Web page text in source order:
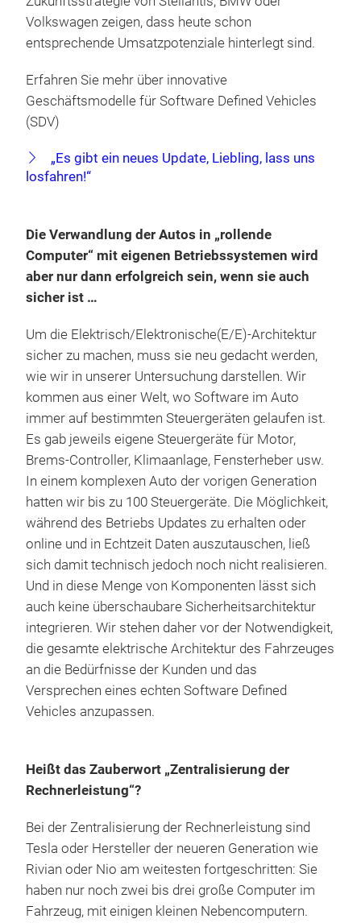
Volkswagen zeigen, dass heute schon
entsprechende Umsatzpotenziale hinterlegt sind.
Erfahren Sie mehr über innovative
Geschäftsmodelle für Software Defined Vehicles
(SDV)
„Es gibt ein neues Update, Liebling, lass uns
losfahren!“
Die Verwandlung der Autos in „rollende
Computer“ mit eigenen Betriebssystemen wird
aber nur dann erfolgreich sein, wenn sie auch
sicher ist …
Um die Elektrisch/Elektronische(E/E)-Architektur
sicher zu machen, muss sie neu gedacht werden,
wie wir in unserer Untersuchung darstellen. Wir
kommen aus einer Welt, wo Software im Auto
immer auf bestimmten Steuergeräten gelaufen ist.
Es gab jeweils eigene Steuergeräte für Motor,
Brems-Controller, Klimaanlage, Fensterheber usw.
In einem komplexen Auto der vorigen Generation
hatten wir bis zu 100 Steuergeräte. Die Möglichkeit,
während des Betriebs Updates zu erhalten oder
online und in Echtzeit Daten auszutauschen, ließ
sich damit technisch jedoch noch nicht realisieren.
Und in diese Menge von Komponenten lässt sich
auch keine überschaubare Sicherheitsarchitektur
integrieren. Wir stehen daher vor der Notwendigkeit,
die gesamte elektrische Architektur des Fahrzeuges
an die Bedürfnisse der Kunden und das
Versprechen eines echten Software Defined
Vehicles anzupassen.
Heißt das Zauberwort „Zentralisierung der
Rechnerleistung“?
Bei der Zentralisierung der Rechnerleistung sind
Tesla oder Hersteller der neueren Generation wie
Rivian oder Nio am weitesten fortgeschritten: Sie
haben nur noch zwei bis drei große Computer im
Fahrzeug, mit einigen kleinen Nebencomputern.